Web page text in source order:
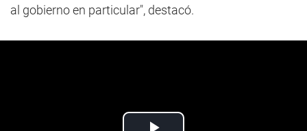
al gobierno en particular", destacó.